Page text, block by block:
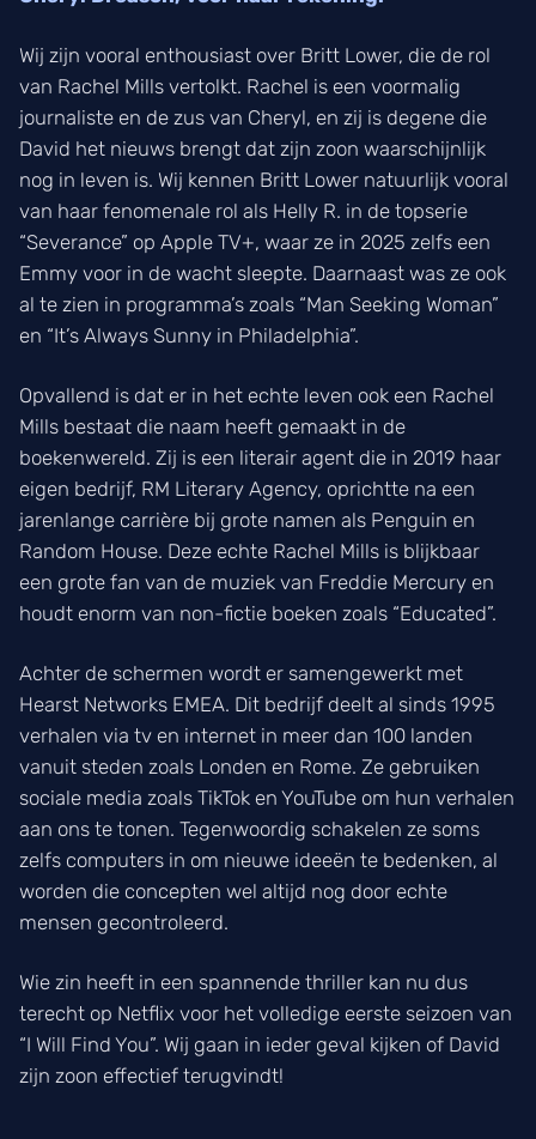
Wij zijn vooral enthousiast over Britt Lower, die de rol
van Rachel Mills vertolkt. Rachel is een voormalig
journaliste en de zus van Cheryl, en zij is degene die
David het nieuws brengt dat zijn zoon waarschijnlijk
nog in leven is. Wij kennen Britt Lower natuurlijk vooral
van haar fenomenale rol als Helly R. in de topserie
“Severance” op Apple TV+, waar ze in 2025 zelfs een
Emmy voor in de wacht sleepte. Daarnaast was ze ook
al te zien in programma’s zoals “Man Seeking Woman”
en “It’s Always Sunny in Philadelphia”.
Opvallend is dat er in het echte leven ook een Rachel
Mills bestaat die naam heeft gemaakt in de
boekenwereld. Zij is een literair agent die in 2019 haar
eigen bedrijf, RM Literary Agency, oprichtte na een
jarenlange carrière bij grote namen als Penguin en
Random House. Deze echte Rachel Mills is blijkbaar
een grote fan van de muziek van Freddie Mercury en
houdt enorm van non-fictie boeken zoals “Educated”.
Achter de schermen wordt er samengewerkt met
Hearst Networks EMEA. Dit bedrijf deelt al sinds 1995
verhalen via tv en internet in meer dan 100 landen
vanuit steden zoals Londen en Rome. Ze gebruiken
sociale media zoals TikTok en YouTube om hun verhalen
aan ons te tonen. Tegenwoordig schakelen ze soms
zelfs computers in om nieuwe ideeën te bedenken, al
worden die concepten wel altijd nog door echte
mensen gecontroleerd.
Wie zin heeft in een spannende thriller kan nu dus
terecht op Netflix voor het volledige eerste seizoen van
“I Will Find You”. Wij gaan in ieder geval kijken of David
zijn zoon effectief terugvindt!